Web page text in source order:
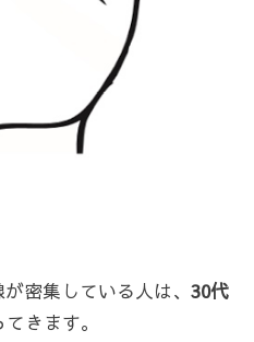
密集している人は、30代
きます。